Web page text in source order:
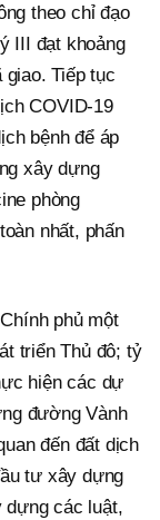
theo chỉ đạo
III đạt khoảng
Tiếp tục
COVID-19
bệnh để áp
xây dựng
phòng
nhất, phấn
phủ một
triển Thủ đô; tỷ
hiện các dự
đường Vành
đến đất dịch
tư xây dựng
dựng các luật,